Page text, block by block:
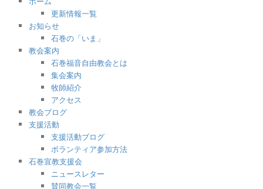
更新情報一覧
お知らせ
石巻の「いま」
教会案内
石巻福音自由教会とは
集会案内
牧師紹介
アクセス
教会ブログ
支援活動
支援活動ブログ
ボランティア参加方法
石巻宣教支援会
ニュースレター
賛同教会一覧